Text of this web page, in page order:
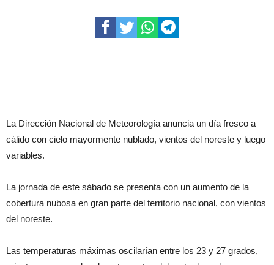
La Dirección Nacional de Meteorología anuncia un día fresco a
cálido con cielo mayormente nublado, vientos del noreste y luego
variables.
La jornada de este sábado se presenta con un aumento de la
cobertura nubosa en gran parte del territorio nacional, con vientos
del noreste.
Las temperaturas máximas oscilarían entre los 23 y 27 grados,